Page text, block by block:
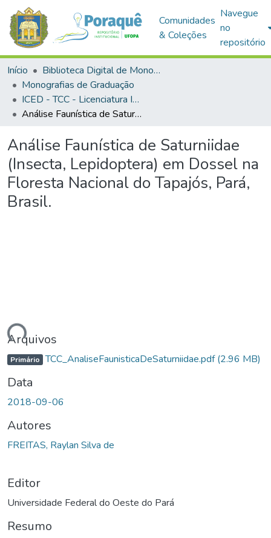
Comunidades
& Coleções
Navegue
no
repositório
Início
Biblioteca Digital de Monografias (BDM)
Monografias de Graduação
ICED - TCC - Licenciatura Integrada - Biologia e Química
Análise Faunística de Saturniidae (Insecta, Lepidoptera) em Dossel na Floresta Nacional do Tapajós, Pará, Brasil.
Análise Faunística de Saturniidae
(Insecta, Lepidoptera) em Dossel na
Floresta Nacional do Tapajós, Pará,
Brasil.
Arquivos
Primário TCC_AnaliseFaunisticaDeSaturniidae.pdf(2.96 MB)
Data
2018-09-06
Autores
FREITAS, Raylan Silva de
Editor
Universidade Federal do Oeste do Pará
Resumo